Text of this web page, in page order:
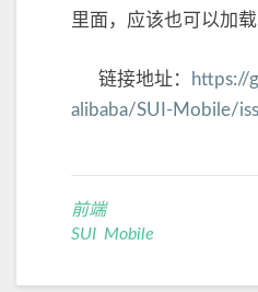
里面，应该也可以加载
链接地址：
https://
alibaba/SUI-Mobile/
前端
SUI Mobile